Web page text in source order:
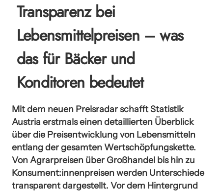
Transparenz bei
Lebensmittelpreisen – was
das für Bäcker und
Konditoren bedeutet
Mit dem neuen Preisradar schafft Statistik
Austria erstmals einen detaillierten Überblick
über die Preisentwicklung von Lebensmitteln
entlang der gesamten Wertschöpfungskette.
Von Agrarpreisen über Großhandel bis hin zu
Konsument:innenpreisen werden Unterschiede
transparent dargestellt. Vor dem Hintergrund